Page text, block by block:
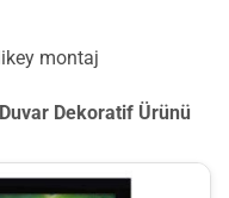
montaj
Dekoratif Ürünü